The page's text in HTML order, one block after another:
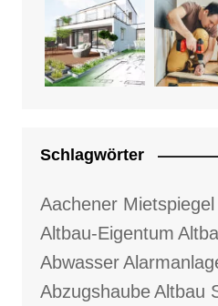
Schlagwörter
Aachener Mietspiegel
Altbau-Eigentum
Abwasser
AbzugshaubeAltbau